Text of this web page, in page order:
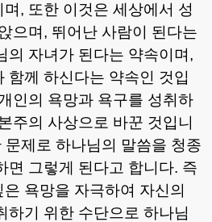
, 또한 이것은 세상에서 성
으며 , 뛰어난 사람이 된다는
의 자녀가 된다는 약속이며 ,
함께 하신다는 약속인 것입
인의 욕망과 욕구를 성취하
주의 사상으로 바꾼 것입니
문제로 하나님의 말씀을 청종
면 그렇게 된다고 합니다. 즉
욕망을 자극하여 자신의
하기 위한 수단으로 하나님